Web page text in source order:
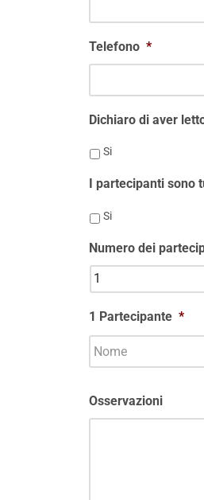
Telefono *
Dichiaro di aver
Si
I partecipanti
Si
Numero dei
1 Partecipante *
Osservazioni